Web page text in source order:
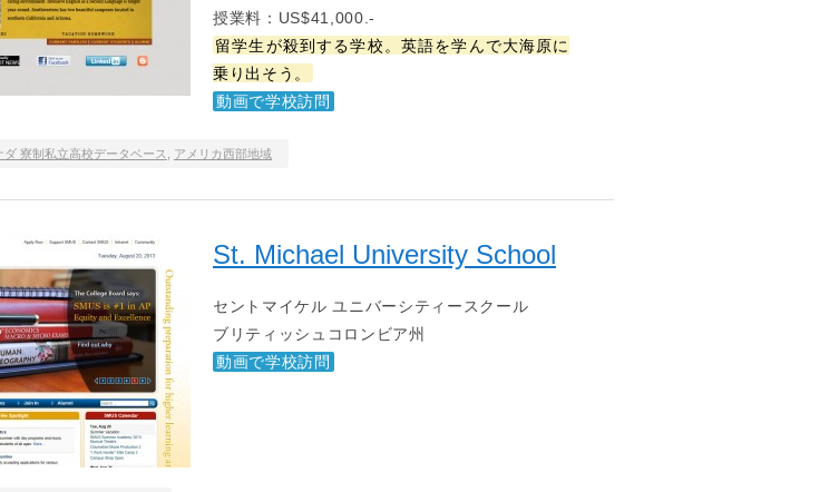
授業料：US$41,000.-
留学生が殺到する学校。英語を学んで大海原に
乗り出そう。
動画で学校訪問
ダ 寮制私立高校データベース アメリカ西部地域
St. Michael University School
セントマイケル ユニバーシティースクール
ブリティッシュコロンビア州
動画で学校訪問